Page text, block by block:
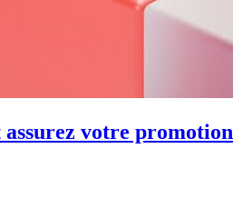
assurez votre promotion